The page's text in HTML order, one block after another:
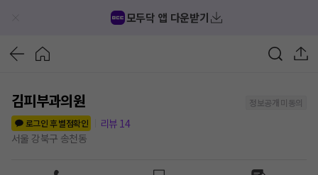
모두닥 앱 다운받기
김피부과의원
정보공개 미동의
로그인 후 별점확인
리뷰 14
서울 강북구 송천동